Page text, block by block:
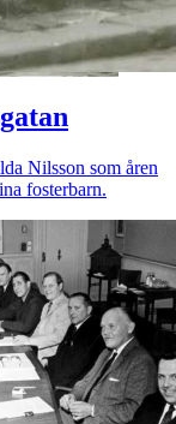
Nilsson som åren
fosterbarn.